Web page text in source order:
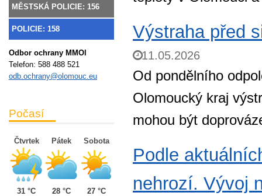
MĚSTSKÁ POLICIE: 156
POLICIE: 158
Odbor ochrany MMOl
Telefon: 588 488 521
odb.ochrany@olomouc.eu
Počasí
Čtvrtek
31 °C
Pátek
28 °C
Sobota
27 °C
Výstraha před
11.05.2026
Od pondělního
Olomoucký kraj
mohou být
Podle
nehrozí. Vývoj